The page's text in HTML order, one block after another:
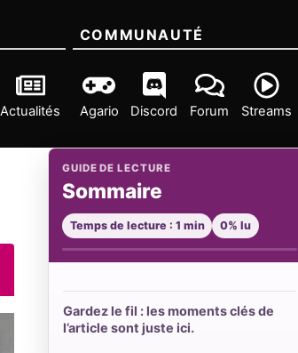
Actualités
COMMUNAUTÉ
Agario Discord Forum Streams
GUIDE DE LECTURE
Sommaire
Temps de lecture : 1 min 0% lu
Gardez le fil : les moments clés de
l’article sont juste ici.